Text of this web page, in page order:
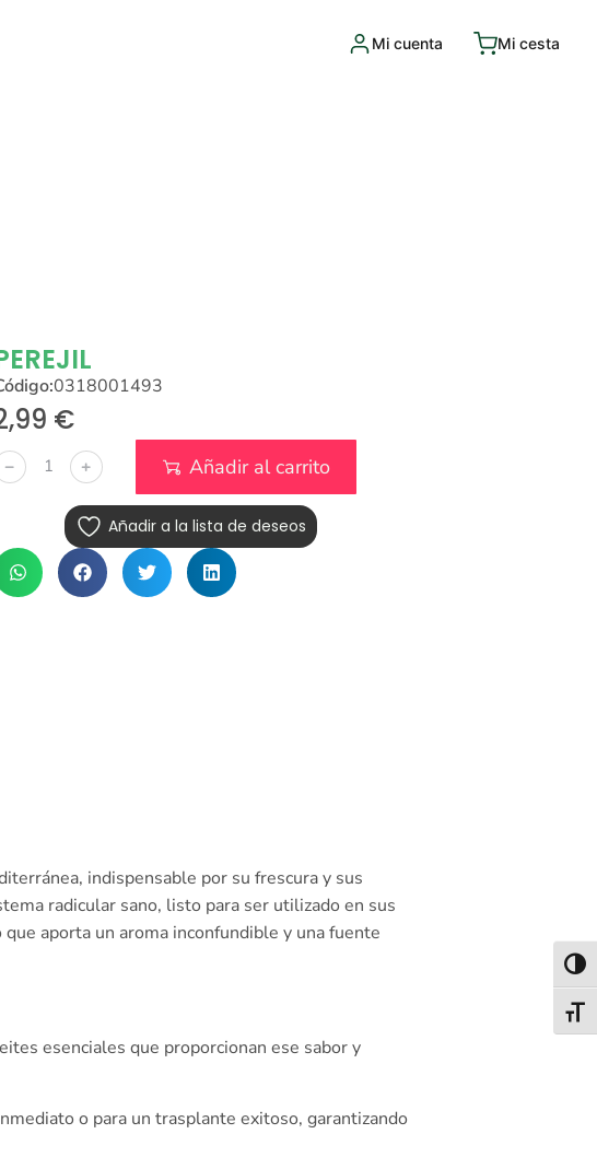
Mi cuenta Mi cesta
0318001493
€
﹣ ﹢ Añadir al carrito
Añadir a la lista de deseos
indispensable por su frescura y sus
radicular sano, listo para ser utilizado en sus
aporta un aroma inconfundible y una fuente
esenciales que proporcionan ese sabor y
o para un trasplante exitoso, garantizando